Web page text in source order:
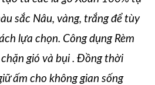
sắc Nâu, vàng, trắng để tùy
lựa chọn. Công dụng Rèm
gió và bụi . Đồng thời
ấm cho không gian sống